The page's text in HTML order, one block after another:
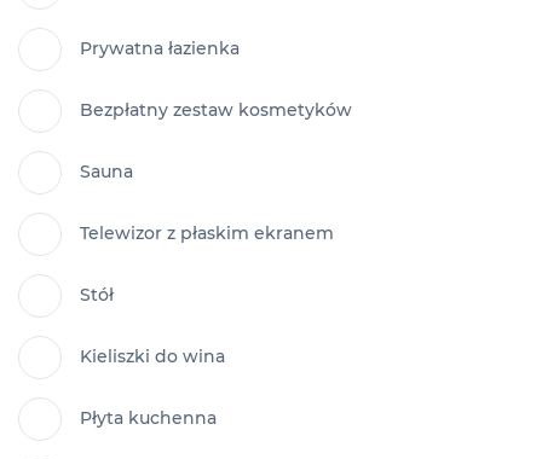
Prywatna łazienka
Bezpłatny zestaw kosmetyków
Sauna
Telewizor z płaskim ekranem
Stół
Kieliszki do wina
Płyta kuchenna